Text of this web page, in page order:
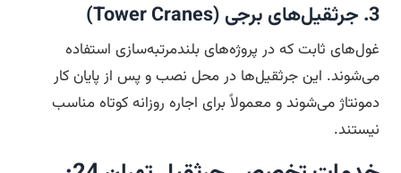
3. جرثقیل‌های برجی (Tower Cranes)
غول‌های ثابت که در پروژه‌های بلندمرتبه‌سازی استفاده
می‌شوند. این جرثقیل‌ها در محل نصب و پس از پایان کار
دمونتاژ می‌شوند و معمولاً برای اجاره روزانه کوتاه مناسب
نیستند.